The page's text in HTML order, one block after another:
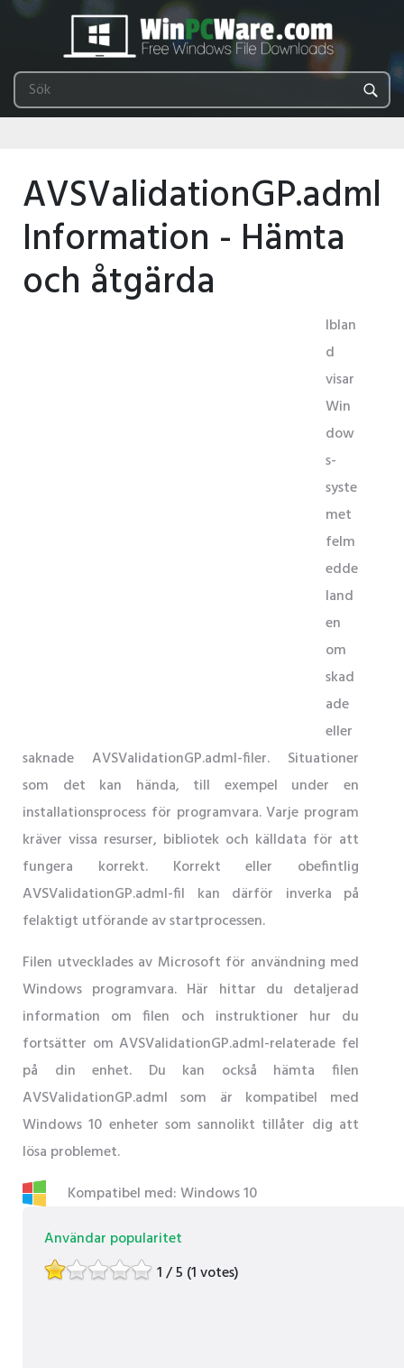
AVSValidationGP.adml
Information - Hämta
och åtgärda
Iblan
d
visar
Win
dow
s-
syste
met
felm
edde
land
en
om
skad
ade
eller
saknade AVSValidationGP.adml-filer. Situationer
som det kan hända, till exempel under en
installationsprocess för programvara. Varje program
kräver vissa resurser, bibliotek och källdata för att
fungera korrekt. Korrekt eller obefintlig
AVSValidationGP.adml-fil kan därför inverka på
felaktigt utförande av startprocessen.
Filen utvecklades av Microsoft för användning med
Windows programvara. Här hittar du detaljerad
information om filen och instruktioner hur du
fortsätter om AVSValidationGP.adml-relaterade fel
på din enhet. Du kan också hämta filen
AVSValidationGP.adml som är kompatibel med
Windows 10 enheter som sannolikt tillåter dig att
lösa problemet.
Kompatibel med: Windows 10
Användar popularitet
1 / 5 (1 votes)